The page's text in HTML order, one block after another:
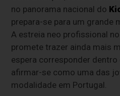
no panorama nacional do
prepara-se para um grande
A estreia neo profissional no
promete trazer ainda mais
espera corresponder
afirmar-se como uma das
modalidade em Portugal.